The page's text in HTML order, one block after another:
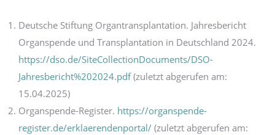
Deutsche Stiftung Organtransplantation. Jahresbericht
Organspende und Transplantation in Deutschland 2024.
https://dso.de/SiteCollectionDocuments/DSO-
Jahresbericht%202024.pdf(zuletzt abgerufen am:
15.04.2025)
Organspende-Register. https://organspende-
register.de/erklaerendenportal/ (zuletzt abgerufen am: